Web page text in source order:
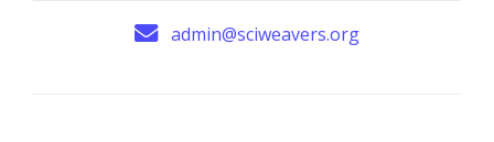
admin@sciweavers.org